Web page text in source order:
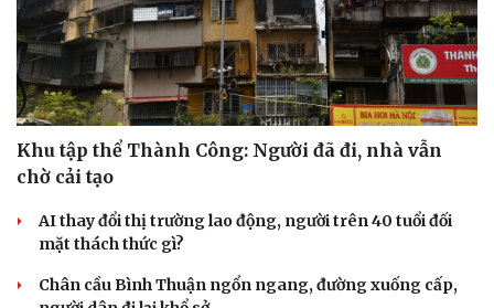
Khu tập thể Thành Công: Người đã đi, nhà vẫn
chờ cải tạo
AI thay đổi thị trường lao động, người trên 40 tuổi đối
mặt thách thức gì?
Chân cầu Bình Thuận ngổn ngang, đường xuống cấp,